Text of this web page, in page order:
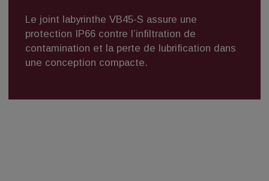
Le joint labyrinthe VB45-S assure une
protection IP66 contre l’infiltration de
contamination et la perte de lubrification dans
une conception compacte.